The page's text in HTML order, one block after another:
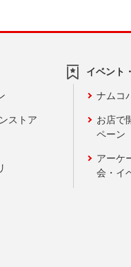
ストア
イベント
ナムコ
お店で
ペーン
アーケ
会・イ